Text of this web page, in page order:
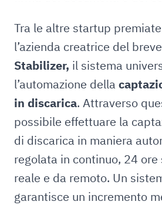
Tra le altre startup
l’azienda creatrice del
Stabilizer, il sistema
l’automazione della
in discarica. Attraverso
possibile effettuare la
di discarica in maniera
regolata in continuo, 24
reale e da remoto. Un
garantisce un incremento